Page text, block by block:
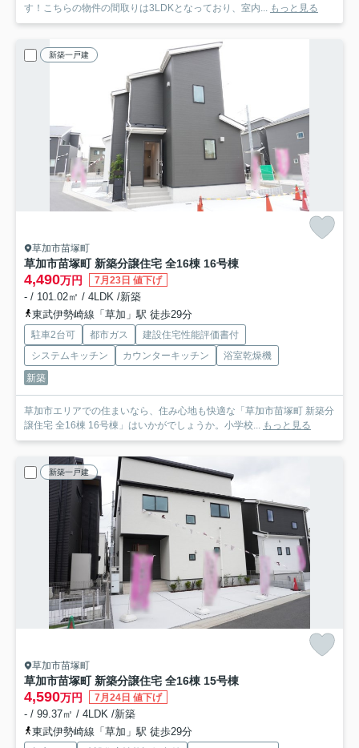
す！こちらの物件の間取りは3LDKとなっており、室内...
もっと見る
新築一戸建
草加市苗塚町
草加市苗塚町 新築分譲住宅 全16棟 16号棟
4,490万円 7月23日 値下げ
- / 101.02㎡ / 4LDK /新築
東武伊勢崎線「草加」駅 徒歩29分
駐車2台可 都市ガス
建設住宅性能評価書付
システムキッチン
カウンターキッチン
浴室乾燥機
新築
草加市エリアでの住まいなら、住み心地も快適な「草加市苗塚町 新築分
譲住宅 全16棟 16号棟」はいかがでしょうか。小学校...
もっと見る
新築一戸建
草加市苗塚町
草加市苗塚町 新築分譲住宅 全16棟 15号棟
4,590万円 7月24日 値下げ
- / 99.37㎡ / 4LDK /新築
東武伊勢崎線「草加」駅 徒歩29分